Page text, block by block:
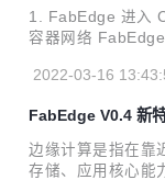
裂互不通信，缺少
2022 年 3 月 8 日
成为 CNCF 沙箱
1. FabEdge 进入
容器网络
ndbox Projects）
中立性，有利于开
共赢，推动边缘计
创建的旨在为开源
2022-03-16
FabEdge V0.4 新
边缘计算是指在靠
存储、应用核心能